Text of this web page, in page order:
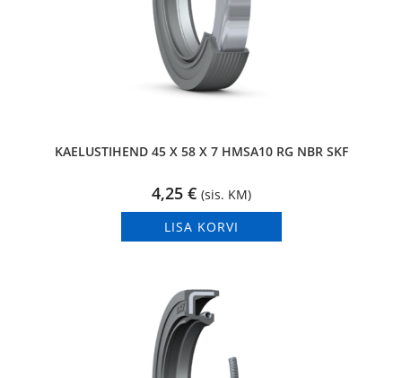
KAELUSTIHEND 45 X 58 X 7 HMSA10 RG NBR SKF
4,25 € (sis. KM)
LISA KORVI